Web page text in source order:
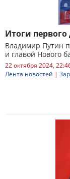
Итоги
Владимир Путин
и главой Нового
22 октября 2024,
Лента новостей |